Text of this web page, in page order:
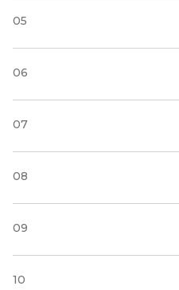
05
06
07
08
09
10